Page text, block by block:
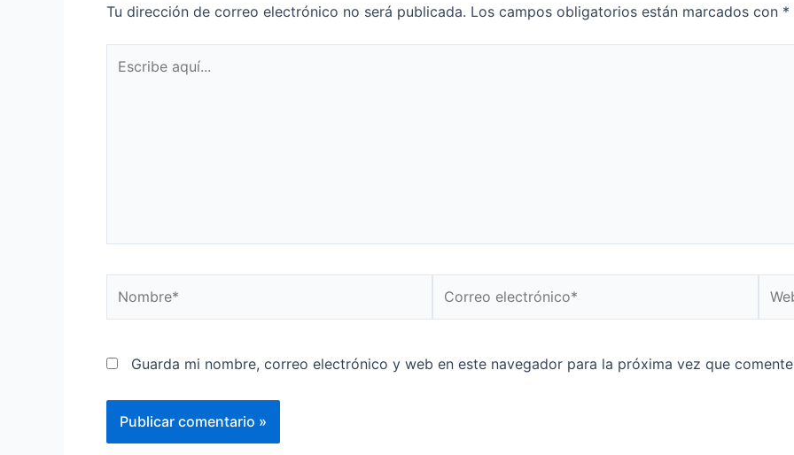
Tu dirección de correo electrónico no será publicada. Los campos obligatorios están marcados con *
Guarda mi nombre, correo electrónico y web en este navegador para la próxima vez que